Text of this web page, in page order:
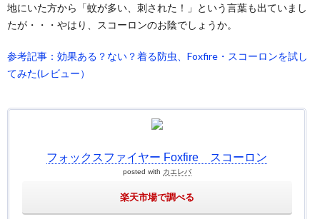
地にいた方から「蚊が多い、刺された！」という言葉も出ていまし
たが・・・やはり、スコーロンのお陰でしょうか。
参考記事：効果ある？ない？着る防虫、Foxfire・スコーロンを試し
てみた(レビュー）
フォックスファイヤー Foxfire スコーロン
posted with カエレバ
楽天市場で調べる